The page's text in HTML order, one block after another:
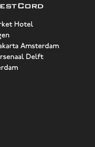
Hotel
Amsterdam
Delft